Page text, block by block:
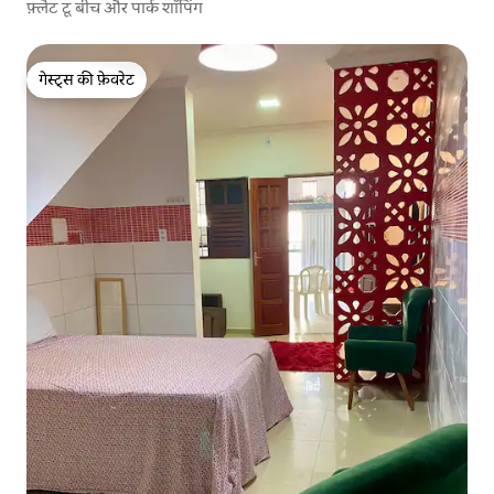
फ़्लैट टू बीच और पार्क शॉपिंग
गेस्ट्स की फ़ेवरेट
गेस्ट्स की फ़ेवरेट